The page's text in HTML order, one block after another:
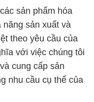
sản phẩm hóa
năng sản xuất và
theo yêu cầu của
với việc chúng tôi
cung cấp sản
nhu cầu cụ thể của